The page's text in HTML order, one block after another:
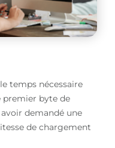
temps nécessaire
premier byte de
demandé une
de chargement